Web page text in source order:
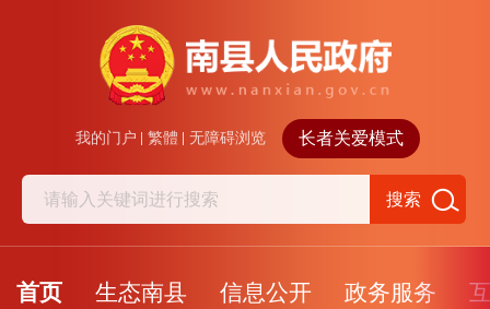
我的门户 繁體 无障碍浏览 长者关爱模式
搜索
首页 生态南县 信息公开 政务服务